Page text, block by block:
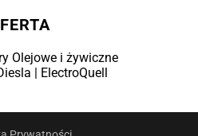
Olejowe i żywiczne
| ElectroQuell